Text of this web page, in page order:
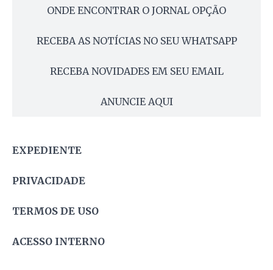
ONDE ENCONTRAR O JORNAL OPÇÃO
RECEBA AS NOTÍCIAS NO SEU WHATSAPP
RECEBA NOVIDADES EM SEU EMAIL
ANUNCIE AQUI
EXPEDIENTE
PRIVACIDADE
TERMOS DE USO
ACESSO INTERNO